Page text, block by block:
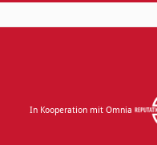
In Kooperation mit Omnia